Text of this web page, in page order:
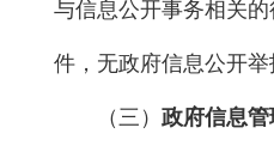
与信息公开事务相关
件，无政府信息公开举
（三） 政府信息管